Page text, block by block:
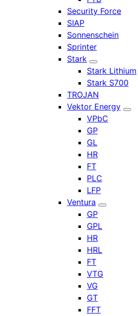
Security Force
SIAP
Sonnenschein
Sprinter
Stark
Stark Lithium
Stark S700
TROJAN
Vektor Energy
VPbC
GP
GL
HR
FT
PLC
LFP
Ventura
GP
GPL
HR
HRL
FT
VTG
VG
GT
FFT